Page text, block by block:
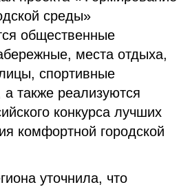
среды»
общественные
места отдыха,
спортивные
также реализуются
конкурса лучших
комфортной городской
уточнила, что